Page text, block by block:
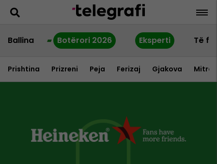
Ballina Botërori 2026 Eksperti Të
Prishtina Prizreni Peja Ferizaj Gjakova